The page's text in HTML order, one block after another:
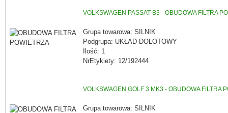
VOLKSWAGEN PASSAT B3 - OBUDOWA FILTRA
Grupa towarowa: SILNIK
Podgrupa: UKŁAD DOLOTOWY
Ilość: 1
NrEtykiety: 12/192444
VOLKSWAGEN GOLF 3 MK3 - OBUDOWA FILTRA
Grupa towarowa: SILNIK